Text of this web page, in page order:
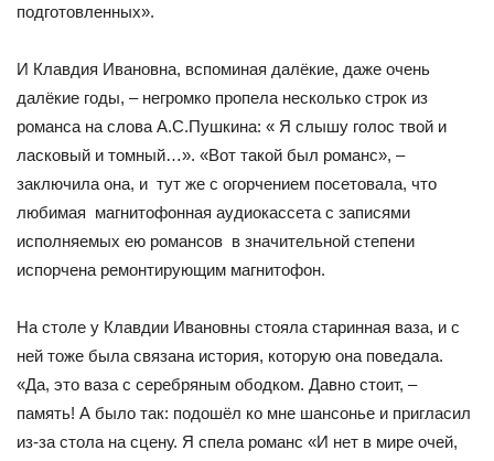
подготовленных».
И Клавдия Ивановна, вспоминая далёкие, даже очень
далёкие годы, – негромко пропела несколько строк из
романса на слова А.С.Пушкина: « Я слышу голос твой и
ласковый и томный…». «Вот такой был романс», –
заключила она, и тут же с огорчением посетовала, что
любимая магнитофонная аудиокассета с записями
исполняемых ею романсов в значительной степени
испорчена ремонтирующим магнитофон.
На столе у Клавдии Ивановны стояла старинная ваза, и с
ней тоже была связана история, которую она поведала.
«Да, это ваза с серебряным ободком. Давно стоит, –
память! А было так: подошёл ко мне шансонье и пригласил
из-за стола на сцену. Я спела романс «И нет в мире очей,